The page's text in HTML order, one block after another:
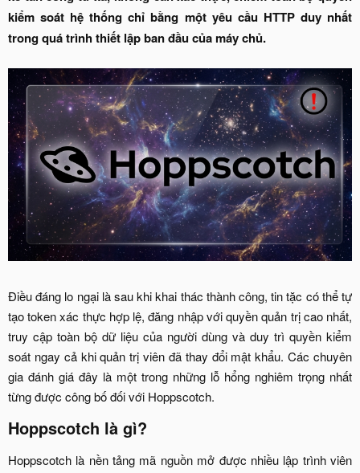
kiểm soát hệ thống chỉ bằng một yêu cầu HTTP duy nhất
trong quá trình thiết lập ban đầu của máy chủ.
Điều đáng lo ngại là sau khi khai thác thành công, tin tặc có thể tự
tạo token xác thực hợp lệ, đăng nhập với quyền quản trị cao nhất,
truy cập toàn bộ dữ liệu của người dùng và duy trì quyền kiểm
soát ngay cả khi quản trị viên đã thay đổi mật khẩu. Các chuyên
gia đánh giá đây là một trong những lỗ hổng nghiêm trọng nhất
từng được công bố đối với Hoppscotch.​
Hoppscotch là gì?​
Hoppscotch là nền tảng mã nguồn mở được nhiều lập trình viên